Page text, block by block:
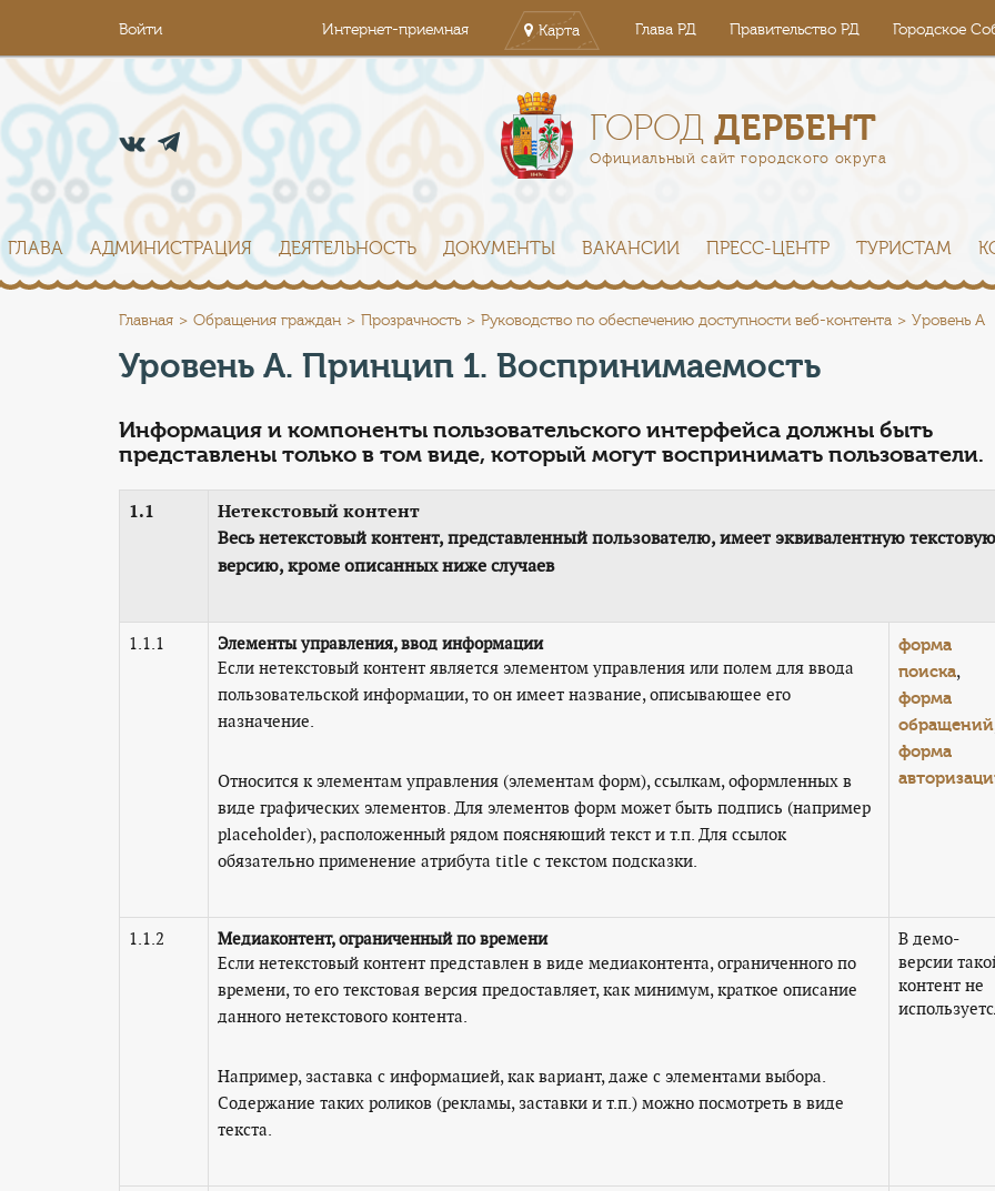
Войти Интернет-приемная Карта Глава РД Правительство РД Городское
ГОРОДДЕРБЕНТ
Официальный сайт городского округа
ГЛАВА АДМИНИСТРАЦИЯ ДЕЯТЕЛЬНОСТЬ ДОКУМЕНТЫ ВАКАНСИИ ПРЕСС-ЦЕНТР ТУРИСТАМ
Главная Обращения граждан Прозрачность Руководство по обеспечению доступности веб-контента Уровень А
Уровень А. Принцип 1. Воспринимаемость
Информация и компоненты пользовательского интерфейса должны быть
представлены только в том виде, который могут воспринимать пользователи.
1.1
Нетекстовый контент
Весь нетекстовый контент, представленный пользователю, имеет эквивалентную текстовую
версию, кроме описанных ниже случаев
1.1.1
Элементы управления, ввод информации
Если нетекстовый контент является элементом управления или полем для ввода
пользовательской информации, то он имеет название, описывающее его
назначение.
Относится к элементам управления (элементам форм), ссылкам, оформленных в
виде графических элементов. Для элементов форм может быть подпись (например
placeholder), расположенный рядом поясняющий текст и т.п. Для ссылок
обязательно применение атрибута title с текстом подсказки.
форма
поиска,
форма
обращений
форма
1.1.2
Медиаконтент, ограниченный по времени
Если нетекстовый контент представлен в виде медиаконтента, ограниченного по
времени, то его текстовая версия предоставляет, как минимум, краткое описание
данного нетекстового контента.
Например, заставка с информацией, как вариант, даже с элементами выбора.
Содержание таких роликов (рекламы, заставки и т.п.) можно посмотреть в виде
текста.
В демо-
версии
контент не